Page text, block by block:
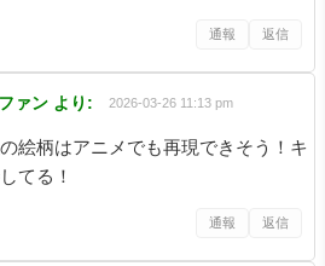
通報 返信
ァン より: 2026-03-26 11:13 pm
絵柄はアニメでも再現できそう！キ
てる！
通報 返信